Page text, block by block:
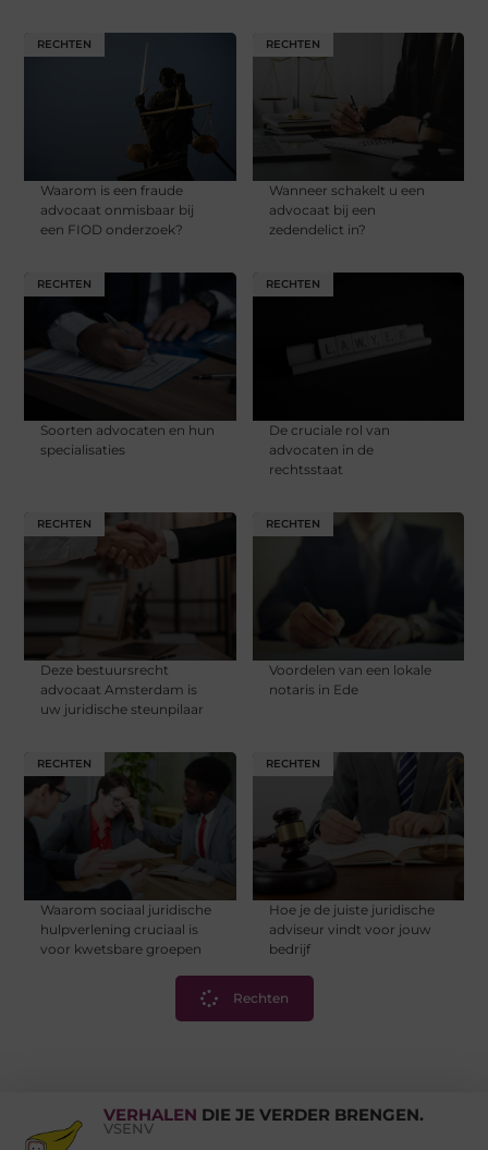
RECHTEN
Waarom is een fraude
advocaat onmisbaar bij
een FIOD onderzoek?
RECHTEN
Wanneer schakelt u een
advocaat bij een
zedendelict in?
RECHTEN
Soorten advocaten en hun
specialisaties
RECHTEN
De cruciale rol van
advocaten in de
rechtsstaat
RECHTEN
Deze bestuursrecht
advocaat Amsterdam is
uw juridische steunpilaar
RECHTEN
Voordelen van een lokale
notaris in Ede
RECHTEN
Waarom sociaal juridische
hulpverlening cruciaal is
voor kwetsbare groepen
RECHTEN
Hoe je de juiste juridische
adviseur vindt voor jouw
bedrijf
Rechten
VERHALEN DIE JE VERDER BRENGEN.
VSENV